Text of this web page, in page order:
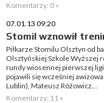
Komentarzy: 0 »
07.01.13 09:20
Stomil wznowił
Piłkarze Stomilu Olsztyn od
Olsztyńskiej Szkole Wyższej
rundy wiosennej pierwszej
pojawili się wcześniej
Lublin), Mateusz Różowicz...
Komentarzy: 11 »